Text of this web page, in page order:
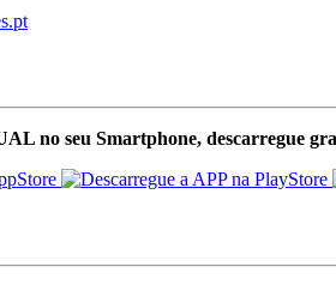
no seu Smartphone, descarregue